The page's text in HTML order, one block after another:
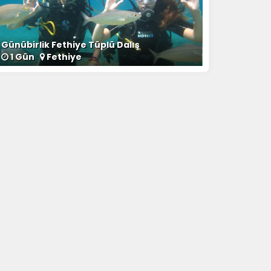
Günübirlik Fethiye Tüplü Dalış
1 Gün Fethiye